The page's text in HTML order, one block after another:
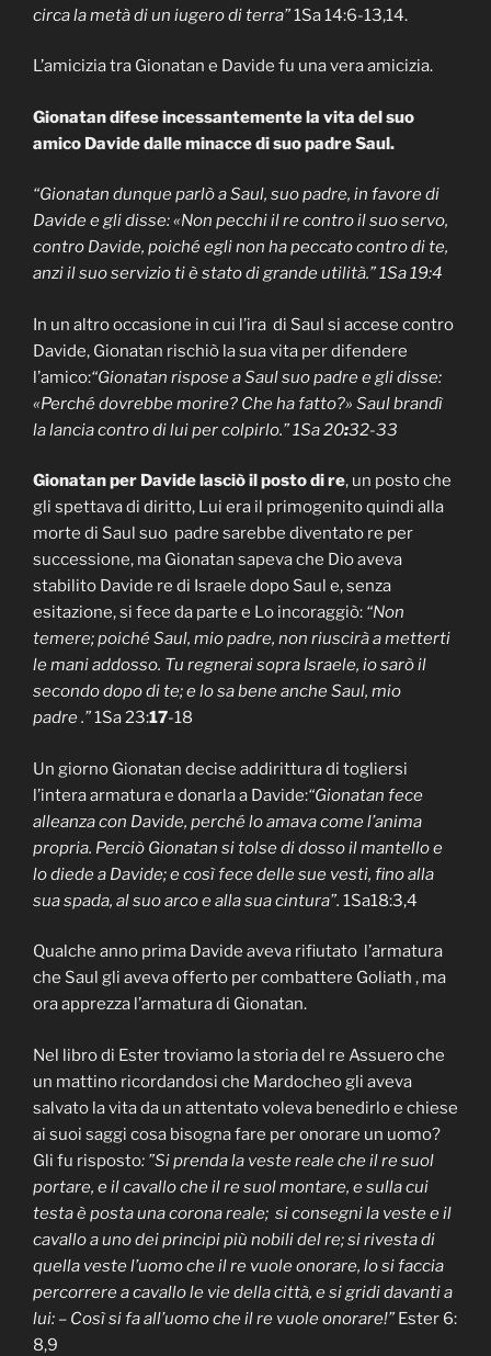
circa la metà di un iugero di terra”1Sa 14:6-13,14.
L’amicizia tra Gionatan e Davide fu una vera amicizia.
Gionatan difese incessantemente la vita del suo
amico Davide dalle minacce di suo padre Saul.
“Gionatan dunque parlò a Saul, suo padre, in favore di
Davide e gli disse: «Non pecchi il re contro il suo servo,
contro Davide, poiché egli non ha peccato contro di te,
anzi il suo servizio ti è stato di grande utilità.”1Sa 19:4
In un altro occasione in cui l’ira di Saul si accese contro
Davide, Gionatan rischiò la sua vita per difendere
l’amico:“Gionatan rispose a Saul suo padre e gli disse:
«Perché dovrebbe morire? Che ha fatto?» Saul brandì
la lancia contro di lui per colpirlo.” 1Sa 20:32-33
Gionatan per Davide lasciò il posto di re, un posto che
gli spettava di diritto, Lui era il primogenito quindi alla
morte di Saul suo padre sarebbe diventato re per
successione, ma Gionatan sapeva che Dio aveva
stabilito Davide re di Israele dopo Saul e, senza
esitazione, si fece da parte e Lo incoraggiò: “Non
temere; poiché Saul, mio padre, non riuscirà a metterti
le mani addosso. Tu regnerai sopra Israele, io sarò il
secondo dopo di te; e lo sa bene anche Saul, mio
padre .”1Sa 23:17-18
Un giorno Gionatan decise addirittura di togliersi
l’intera armatura e donarla a Davide:“Gionatan fece
alleanza con Davide, perché lo amava come l’anima
propria. Perciò Gionatan si tolse di dosso il mantello e
lo diede a Davide; e così fece delle sue vesti, fino alla
sua spada, al suo arco e alla sua cintura”. 1Sa18:3,4
Qualche anno prima Davide aveva rifiutato l’armatura
che Saul gli aveva offerto per combattere Goliath , ma
ora apprezza l’armatura di Gionatan.
Nel libro di Ester troviamo la storia del re Assuero che
un mattino ricordandosi che Mardocheo gli aveva
salvato la vita da un attentato voleva benedirlo e chiese
ai suoi saggi cosa bisogna fare per onorare un uomo?
Gli fu risposto: ”Si prenda la veste reale che il re suol
portare, e il cavallo che il re suol montare, e sulla cui
testa è posta una corona reale; si consegni la veste e il
cavallo a uno dei principi più nobili del re; si rivesta di
quella veste l’uomo che il re vuole onorare, lo si faccia
percorrere a cavallo le vie della città, e si gridi davanti a
lui: – Così si fa all’uomo che il re vuole onorare!” Ester 6:
8,9